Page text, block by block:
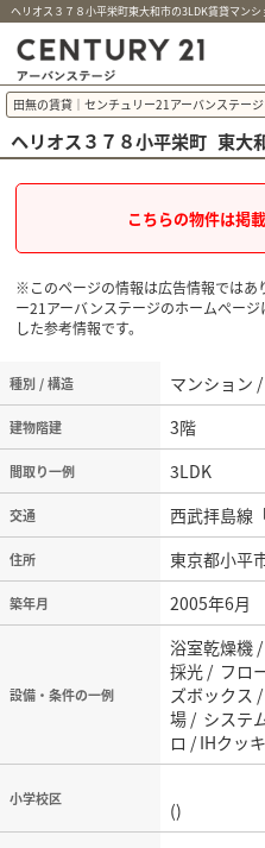
ヘリオス３７８小平栄町東大和市の3LDK賃貸マン
田無の賃貸｜センチュリー21アーバンステージ
ヘリオス３７８小平栄町 東大
こちらの物件は掲
※このページの情報は広告情報ではあ
ー21アーバンステージのホームぺー
した参考情報です。
種別 / 構造 マンション
建物階建 3階
間取り一例 3LDK
交通 西武拝島線
住所 東京都小平
築年月 2005年6月
設備・条件の一例
浴室乾燥機
採光 / フロ
ズボックス
場 / システ
ロ / IHクッ
小学校区 ()